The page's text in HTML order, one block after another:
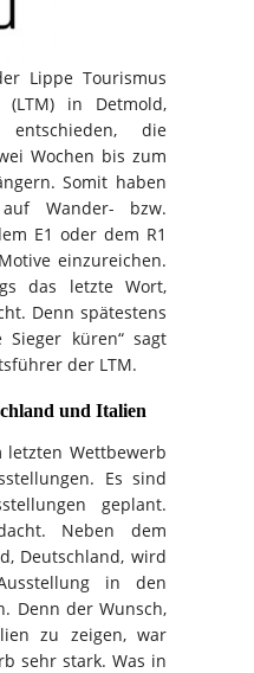
Lippe Tourismus
(LTM) in Detmold,
entschieden, die
Wochen bis zum
Somit haben
Wander- bzw.
E1 oder dem R1
einzureichen.
das letzte Wort,
Denn spätestens
küren“ sagt
der LTM.
und Italien
letzten Wettbewerb
Es sind
geplant.
Neben dem
Deutschland, wird
in den
Denn der Wunsch,
zu zeigen, war
sehr stark. Was in